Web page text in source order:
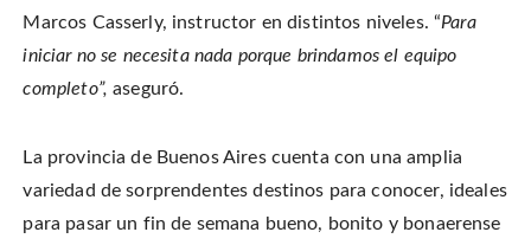
Marcos Casserly, instructor en distintos niveles. “Para
iniciar no se necesita nada porque brindamos el equipo
completo”,aseguró.
La provincia de Buenos Aires cuenta con una amplia
variedad de sorprendentes destinos para conocer, ideales
para pasar un fin de semana bueno, bonito y bonaerense